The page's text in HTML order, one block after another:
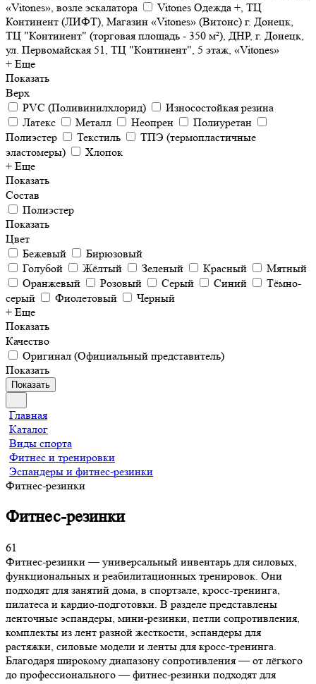
«Vitones», возле эскалатора
Vitones Одежда +, ТЦ
Континент (ЛИФТ), Магазин «Vitones» (Витонс) г. Донецк,
ТЦ "Континент" (торговая площадь - 350 м²), ДНР, г. Донецк,
ул. Первомайская 51, ТЦ "Континент", 5 этаж, «Vitones»
+ Еще
Показать
Верх
PVC (Поливинилхлорид)
Износостойкая резина
Латекс
Металл Неопрен
Полиуретан
Полиэстер
Текстиль
ТПЭ (термопластичные
эластомеры)
Хлопок
+ Еще
Показать
Состав
Полиэстер
Показать
Цвет
Бежевый
Бирюзовый
Голубой
Жёлтый Зеленый Красный
Мятный
Оранжевый
Розовый Серый Синий
Тёмно-
серый
Фиолетовый
Черный
+ Еще
Показать
Качество
Оригинал (Официальный представитель)
Показать
Показать
Главная
Каталог
Виды спорта
Фитнес и тренировки
Эспандеры и фитнес-резинки
Фитнес-резинки
Фитнес-резинки
61
Фитнес-резинки — универсальный инвентарь для силовых,
функциональных и реабилитационных тренировок. Они
подходят для занятий дома, в спортзале, кросс-тренинга,
пилатеса и кардио-подготовки. В разделе представлены
ленточные эспандеры, мини-резинки, петли сопротивления,
комплекты из лент разной жесткости, эспандеры для
растяжки, силовые модели и ленты для кросс-тренинга.
Благодаря широкому диапазону сопротивления — от лёгкого
до профессионального — фитнес-резинки подходят для